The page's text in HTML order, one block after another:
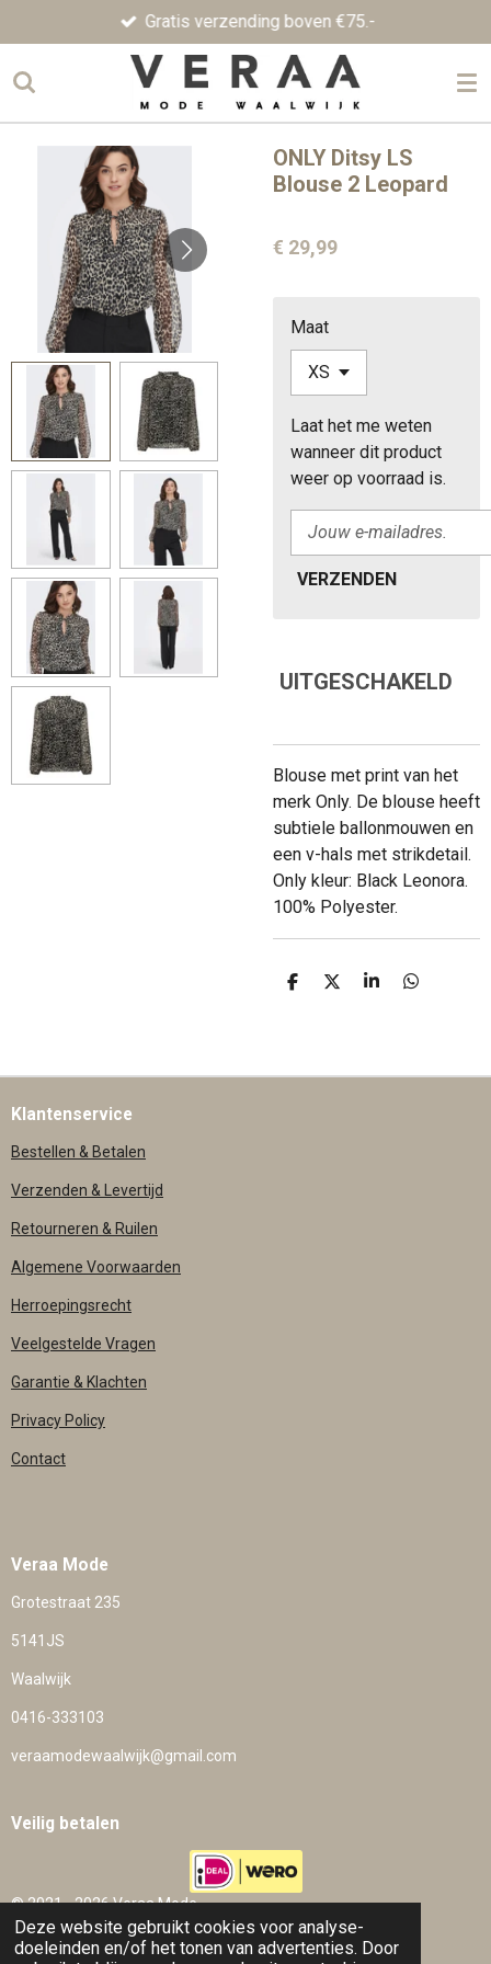
Deze website gebruikt cookies voor analyse-
doeleinden en/of het tonen van advertenties. Door
direct
naar
hoofdinhoud
Gratis verzending boven €75.-
ONLY Ditsy LS
Blouse 2 Leopard
€ 29,99
Maat
Laat het me weten
wanneer dit product
weer op voorraad is.
VERZENDEN
UITGESCHAKELD
Blouse met print van het
merk Only. De blouse heeft
subtiele ballonmouwen en
een v-hals met strikdetail.
Only kleur: Black Leonora.
100% Polyester.
D
D
S
D
Klantenservice
Bestellen & Betalen
Verzenden & Levertijd
Retourneren & Ruilen
Algemene Voorwaarden
Herroepingsrecht
Veelgestelde Vragen
Garantie & Klachten
Privacy Policy
Contact
Veraa Mode
Grotestraat 235
5141JS
Waalwijk
0416-333103
veraamodewaalwijk@gmail.com
Veilig betalen
© 2021 - 2026 Veraa Mode
Powered byJouwWeb